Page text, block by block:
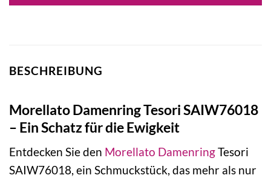
BESCHREIBUNG
Morellato Damenring Tesori SAIW76018
– Ein Schatz für die Ewigkeit
Entdecken Sie den Morellato DamenringTesori
SAIW76018, ein Schmuckstück, das mehr als nur